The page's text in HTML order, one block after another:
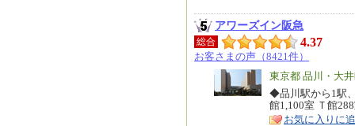
アワーズイン阪急
総合 4.37
お客さまの声（8421件）
エ
リ
ア
東京都 品川・大
特
徴
◆品川駅から1駅
館1,100室 Ｔ館
お気に入りに